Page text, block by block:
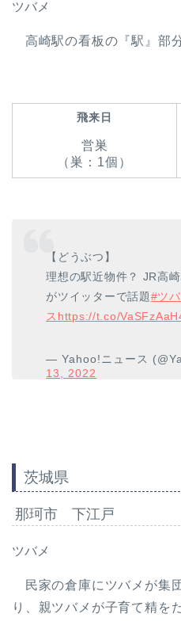
ツバメ
高崎駅の看板の『駅』部
飛来日
営巣
（巣：1個）
【どうぶつ】
理想の駅近物件？ JR高
がツイッターで話題#ツバ
ス https://t.co/
— Yahoo!ニュース
13, 2022
茨城県
那珂市 下江戸
ツバメ
民家の倉庫にツバメが集
り、親ツバメが子育て精を